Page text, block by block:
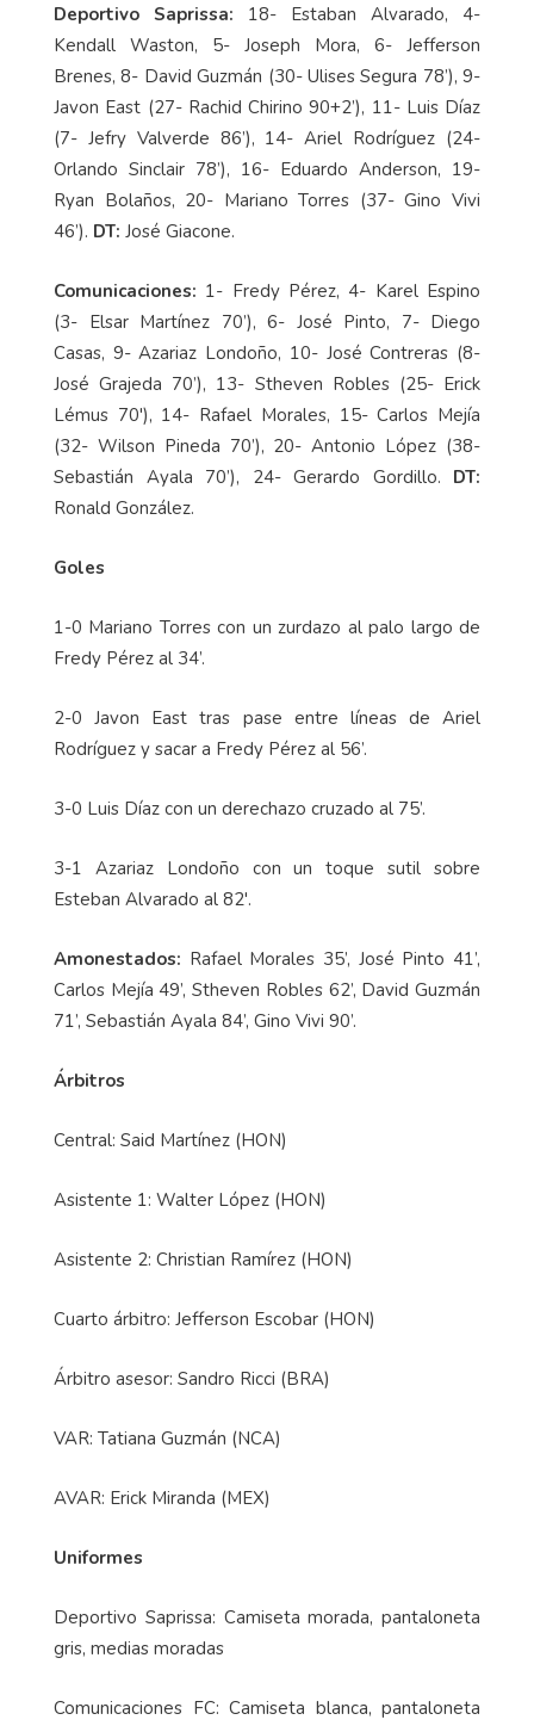
Deportivo Saprissa: 18- Estaban Alvarado, 4-
Kendall Waston, 5- Joseph Mora, 6- Jefferson
Brenes, 8- David Guzmán (30- Ulises Segura 78’), 9-
Javon East (27- Rachid Chirino 90+2’), 11- Luis Díaz
(7- Jefry Valverde 86’), 14- Ariel Rodríguez (24-
Orlando Sinclair 78’), 16- Eduardo Anderson, 19-
Ryan Bolaños, 20- Mariano Torres (37- Gino Vivi
46’). DT: José Giacone.
Comunicaciones: 1- Fredy Pérez, 4- Karel Espino
(3- Elsar Martínez 70’), 6- José Pinto, 7- Diego
Casas, 9- Azariaz Londoño, 10- José Contreras (8-
José Grajeda 70’), 13- Stheven Robles (25- Erick
Lémus 70'), 14- Rafael Morales, 15- Carlos Mejía
(32- Wilson Pineda 70’), 20- Antonio López (38-
Sebastián Ayala 70’), 24- Gerardo Gordillo. DT:
Ronald González.
Goles
1-0 Mariano Torres con un zurdazo al palo largo de
Fredy Pérez al 34’.
2-0 Javon East tras pase entre líneas de Ariel
Rodríguez y sacar a Fredy Pérez al 56’.
3-0 Luis Díaz con un derechazo cruzado al 75’.
3-1 Azariaz Londoño con un toque sutil sobre
Esteban Alvarado al 82'.
Amonestados: Rafael Morales 35’, José Pinto 41’,
Carlos Mejía 49’, Stheven Robles 62’, David Guzmán
71’, Sebastián Ayala 84’, Gino Vivi 90’.
Árbitros
Central: Said Martínez (HON)
Asistente 1: Walter López (HON)
Asistente 2: Christian Ramírez (HON)
Cuarto árbitro: Jefferson Escobar (HON)
Árbitro asesor: Sandro Ricci (BRA)
VAR: Tatiana Guzmán (NCA)
AVAR: Erick Miranda (MEX)
Uniformes
Deportivo Saprissa: Camiseta morada, pantaloneta
gris, medias moradas
Comunicaciones FC: Camiseta blanca, pantaloneta